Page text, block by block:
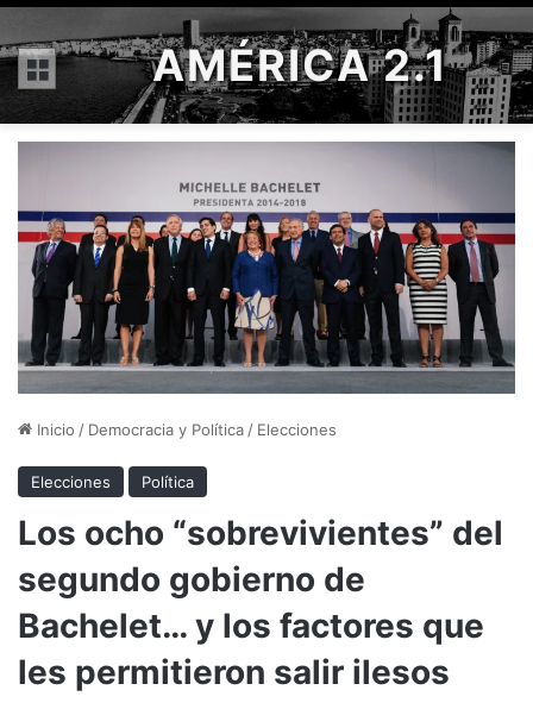
Menú AMÉRICA 2.1
Inicio / Democracia y Política / Elecciones
Elecciones Política
Los ocho “sobrevivientes” del
segundo gobierno de
Bachelet… y los factores que
les permitieron salir ilesos